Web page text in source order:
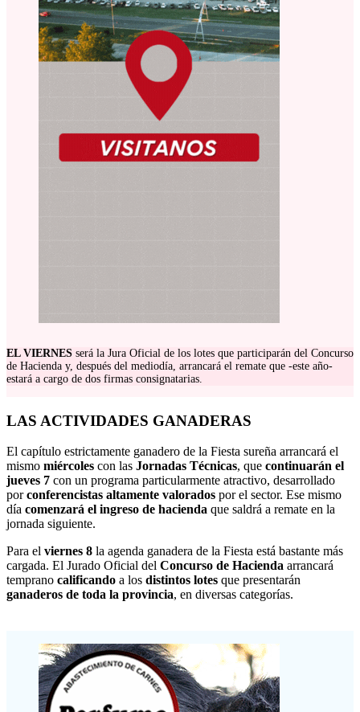
EL VIERNES será la Jura Oficial de los lotes que participarán del Concurso
de Hacienda y, después del mediodía, arrancará el remate que -este año-
estará a cargo de dos firmas consignatarias.
LAS ACTIVIDADES GANADERAS
El capítulo estrictamente ganadero de la Fiesta sureña arrancará el
mismo miércoles con las Jornadas Técnicas, que continuarán el
jueves 7 con un programa particularmente atractivo, desarrollado
porconferencistas altamente valorados por el sector. Ese mismo
día comenzará el ingreso de hacienda que saldrá a remate en la
jornada siguiente.
Para el viernes 8 la agenda ganadera de la Fiesta está bastante más
cargada. El Jurado Oficial del Concurso de Hacienda arrancará
temprano calificando a los distintos lotes que presentarán
ganaderos de toda la provincia, en diversas categorías.